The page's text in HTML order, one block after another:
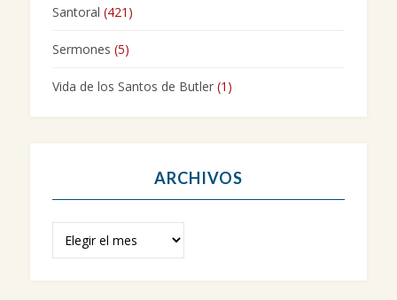
Santoral (421)
Sermones (5)
Vida de los Santos de Butler(1)
ARCHIVOS